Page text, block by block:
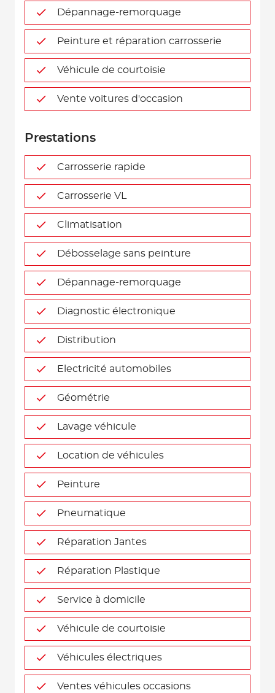
Dépannage-remorquage
Peinture et réparation carrosserie
Véhicule de courtoisie
Vente voitures d'occasion
Prestations
Carrosserie rapide
Carrosserie VL
Climatisation
Débosselage sans peinture
Dépannage-remorquage
Diagnostic électronique
Distribution
Electricité automobiles
Géométrie
Lavage véhicule
Location de véhicules
Peinture
Pneumatique
Réparation Jantes
Réparation Plastique
Service à domicile
Véhicule de courtoisie
Véhicules électriques
Ventes véhicules occasions